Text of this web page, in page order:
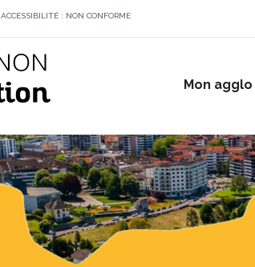
ACCESSIBILITÉ : NON CONFORME
Mon agglo